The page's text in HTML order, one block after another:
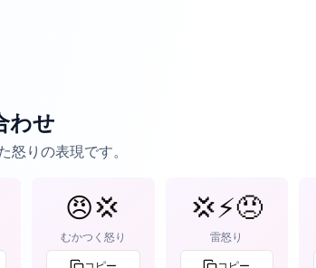
わせ
怒りの表現です。
😠💢
むかつく怒り
💢⚡😠
雷怒り